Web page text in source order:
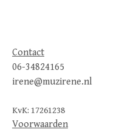
Contact
06-34824165
irene@muzirene.nl
KvK: 17261238
Voorwaarden